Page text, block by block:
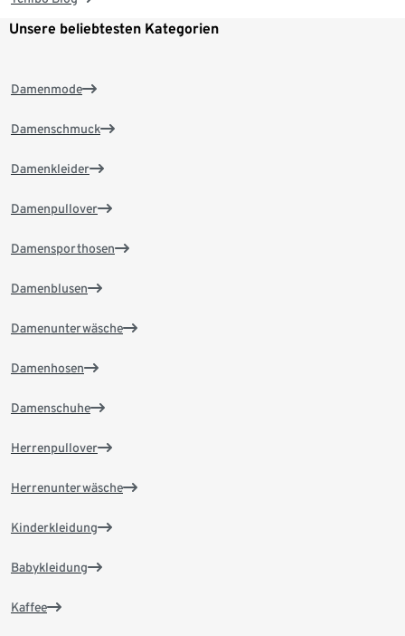
Unsere beliebtesten Kategorien
Damenmode
Damenschmuck
Damenkleider
Damenpullover
Damensporthosen
Damenblusen
Damenunterwäsche
Damenhosen
Damenschuhe
Herrenpullover
Herrenunterwäsche
Kinderkleidung
Babykleidung
Kaffee